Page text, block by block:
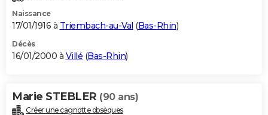
Naissance
17/01/1916 à Triembach-au-Val (Bas-Rhin)
Décès
16/01/2000 à Villé (Bas-Rhin)
Marie STEBLER (90 ans)
Créer une cagnotte obsèques